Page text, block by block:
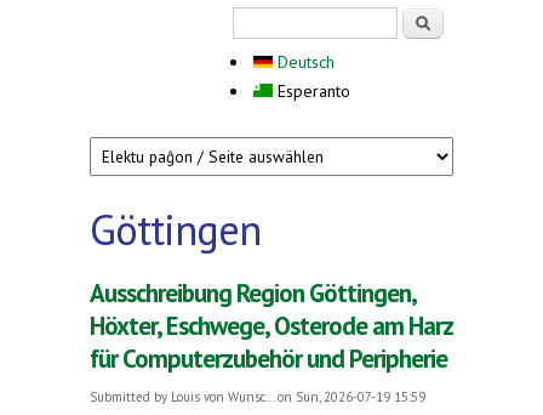
Deutsch
Esperanto
Göttingen
Ausschreibung Region Göttingen,
Höxter, Eschwege, Osterode am Harz
für Computerzubehör und Peripherie
Submitted by Louis von Wunsc... on Sun, 2026-07-19 15:59